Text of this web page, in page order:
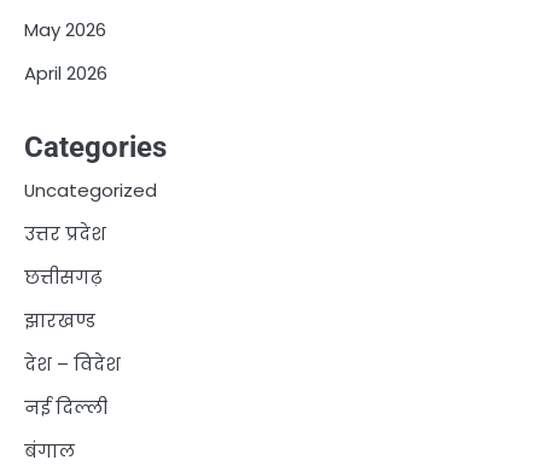
May 2026
April 2026
Categories
Uncategorized
उत्तर प्रदेश
छत्तीसगढ़
झारखण्ड
देश – विदेश
नई दिल्ली
बंगाल